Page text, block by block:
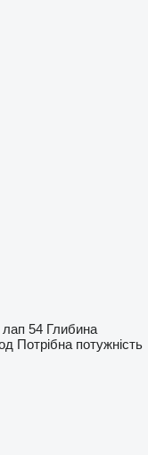
лап 54 Глибина
Потрібна потужність